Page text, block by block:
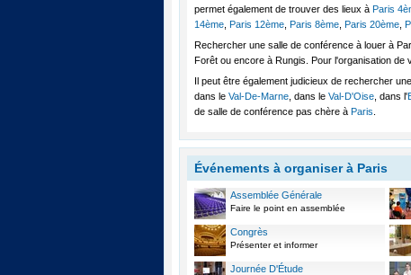
permet également de trouver des lieux à Paris
14ème Paris 12ème Paris 8ème Paris 20ème
Rechercher une salle de conférence à louer à
Forêt ou encore à Rungis. Pour l'organisation
Il peut être également judicieux de rechercher
dans le Val-De-Marne , dans le Val-D'Oise , dans l'
de salle de conférence pas chère à Paris
Événements à organiser à Paris
Assemblée Générale
Faire le point en assemblée
Congrès
Présenter et informer
Journée D'Étude